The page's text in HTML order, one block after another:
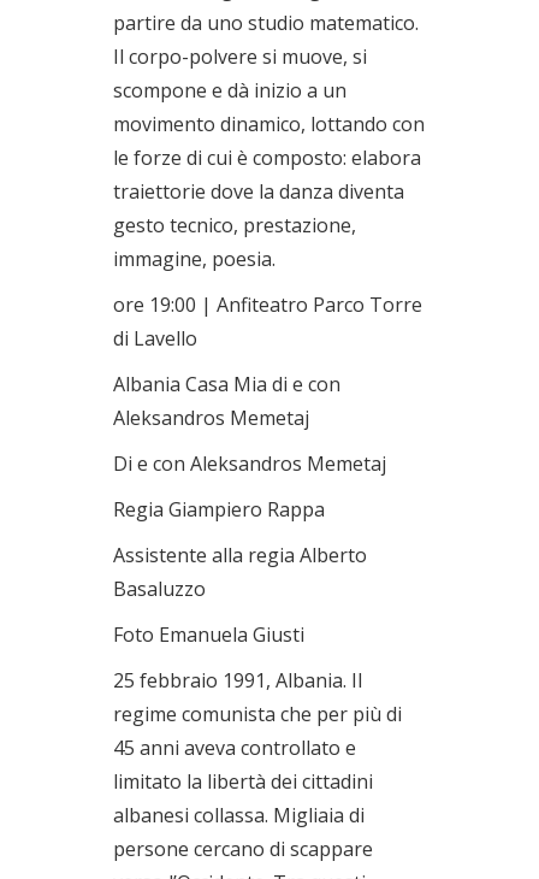
partire da uno studio matematico.
Il corpo-polvere si muove, si
scompone e dà inizio a un
movimento dinamico, lottando con
le forze di cui è composto: elabora
traiettorie dove la danza diventa
gesto tecnico, prestazione,
immagine, poesia.
ore 19:00 | Anfiteatro Parco Torre
di Lavello
Albania Casa Mia di e con
Aleksandros Memetaj
Di e con Aleksandros Memetaj
Regia Giampiero Rappa
Assistente alla regia Alberto
Basaluzzo
Foto Emanuela Giusti
25 febbraio 1991, Albania. Il
regime comunista che per più di
45 anni aveva controllato e
limitato la libertà dei cittadini
albanesi collassa. Migliaia di
persone cercano di scappare